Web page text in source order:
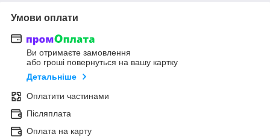
Умови оплати
Ви отримаєте замовлення
або гроші повернуться на вашу картку
Детальніше
Оплатити частинами
Післяплата
Оплата на карту